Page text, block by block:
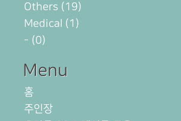
Others (19)
Medical (1)
- (0)
Menu
홈
주인장